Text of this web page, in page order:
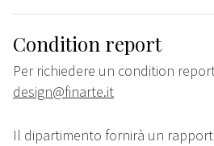
Condition report
Per richiedere un condition
design@finarte.it
Il dipartimento fornirà un